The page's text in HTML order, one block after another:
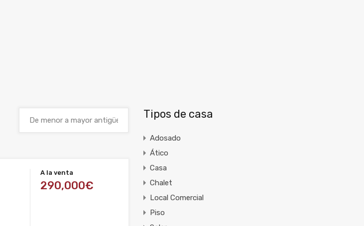
A la venta
290,000€
Tipos de casa
Adosado
Ático
Casa
Chalet
Local Comercial
Piso